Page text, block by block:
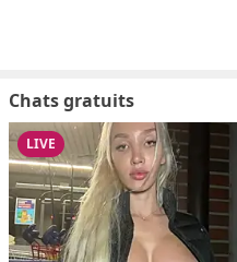
Chats gratuits